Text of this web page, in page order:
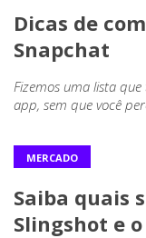
Dicas de
Snapchat
Fizemos uma lista
app, sem que você
MERCADO
Saiba quais
Slingshot e